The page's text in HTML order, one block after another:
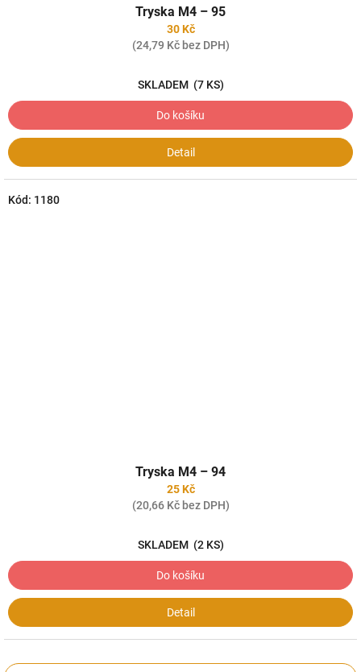
Tryska M4 – 95
30 Kč
(24,79 Kč bez DPH)
SKLADEM (7 KS)
Do košíku
Detail
Tryska M4 – 94
25 Kč
(20,66 Kč bez DPH)
SKLADEM (2 KS)
Do košíku
Detail
Kód: 1180